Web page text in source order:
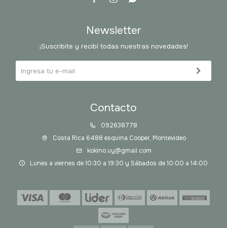
Contacto
092638778
Costa Rica 6488 esquina Cooper, Montevideo
kokino.uy@gmail.com
Lunes a viernes de 10:30 a 19:30 y Sábados de 10:00 a 14:00
Newsletter
¡Suscribite y recibí todas nuestras novedades!